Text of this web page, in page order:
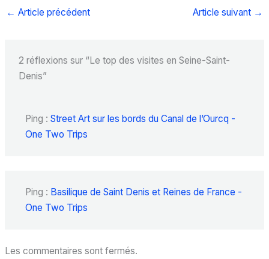
← Article précédent Article suivant →
2 réflexions sur “Le top des visites en Seine-Saint-
Denis”
Ping : Street Art sur les bords du Canal de l’Ourcq -
One Two Trips
Ping : Basilique de Saint Denis et Reines de France -
One Two Trips
Les commentaires sont fermés.